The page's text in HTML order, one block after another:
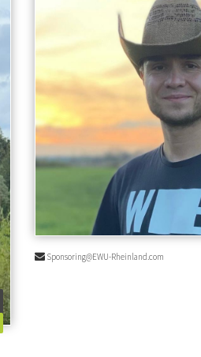
Sponsoring@EWU-Rheinland.com